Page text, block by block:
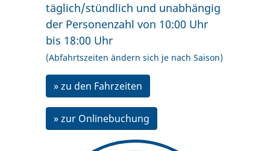
täglich/stündlich und unabhängig
der Personenzahl von 10:00 Uhr
bis 18:00 Uhr
(Abfahrtszeiten ändern sich je nach Saison)
» zu den Fahrzeiten
» zur Onlinebuchung